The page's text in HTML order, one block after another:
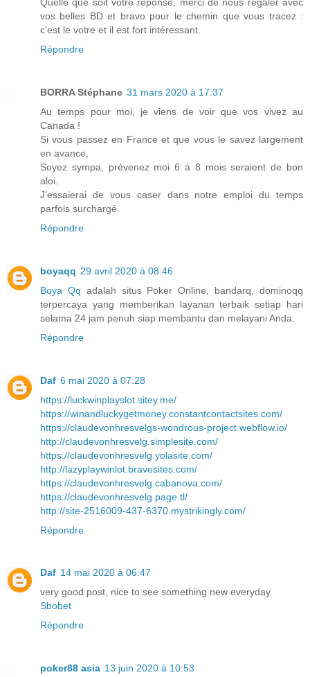
vos belles BD et bravo pour le chemin que vous tracez :
c'est le votre et il est fort intéressant.
Répondre
BORRA Stéphane 31 mars 2020 à 17:37
Au temps pour moi, je viens de voir que vos vivez au
Canada !
Si vous passez en France et que vous le savez largement
en avance,
Soyez sympa, prévenez moi 6 à 8 mois seraient de bon
aloi.
J'essaierai de vous caser dans notre emploi du temps
parfois surchargé.
Répondre
boyaqq 29 avril 2020 à 08:46
Boya Qq adalah situs Poker Online, bandarq, dominoqq
terpercaya yang memberikan layanan terbaik setiap hari
selama 24 jam penuh siap membantu dan melayani Anda.
Répondre
Daf 6 mai 2020 à 07:28
https://luckwinplayslot.sitey.me/
https://winandluckygetmoney.constantcontactsites.com/
https://claudevonhresvelgs-wondrous-project.webflow.io/
http://claudevonhresvelg.simplesite.com/
https://claudevonhresvelg.yolasite.com/
http://lazyplaywinlot.bravesites.com/
https://claudevonhresvelg.cabanova.com/
https://claudevonhresvelg.page.tl/
http://site-2516009-437-6370.mystrikingly.com/
Répondre
Daf 14 mai 2020 à 06:47
very good post, nice to see something new everyday
Sbobet
Répondre
poker88 asia 13 juin 2020 à 10:53